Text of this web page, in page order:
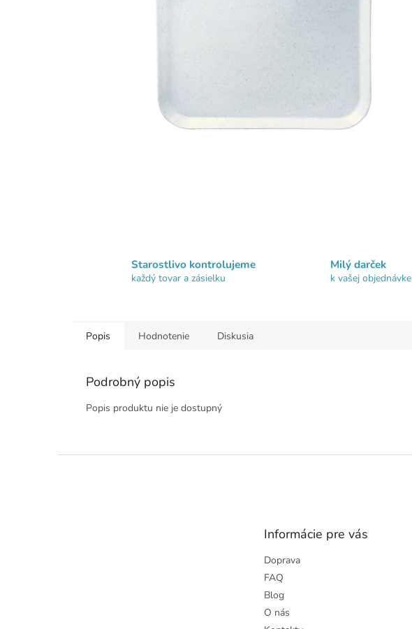
Starostlivo kontrolujeme
každý tovar a zásielku
Milý darček
k vašej objednávke
Popis Hodnotenie Diskusia
Podrobný popis
Popis produktu nie je dostupný
Informácie pre vás
Doprava
FAQ
Blog
O nás